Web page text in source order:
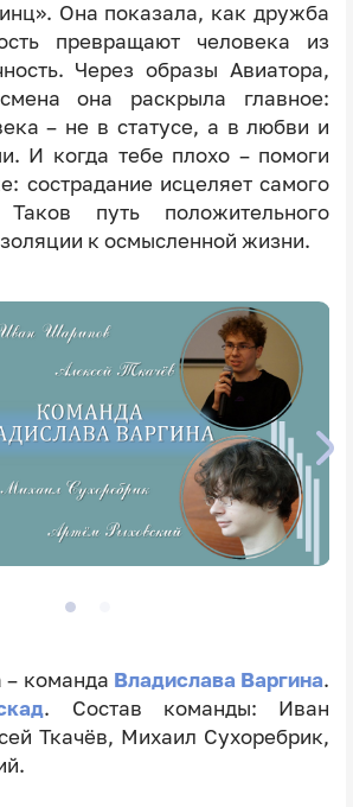
Она показала, как дружба
превращают человека из
Через образы Авиатора,
она раскрыла главное:
– не в статусе, а в любви и
И когда тебе плохо – помоги
сострадание исцеляет самого
Таков путь положительного
к осмысленной жизни.
– команда Владислава Варгина.
. Состав команды: Иван
Ткачёв, Михаил Сухоребрик,